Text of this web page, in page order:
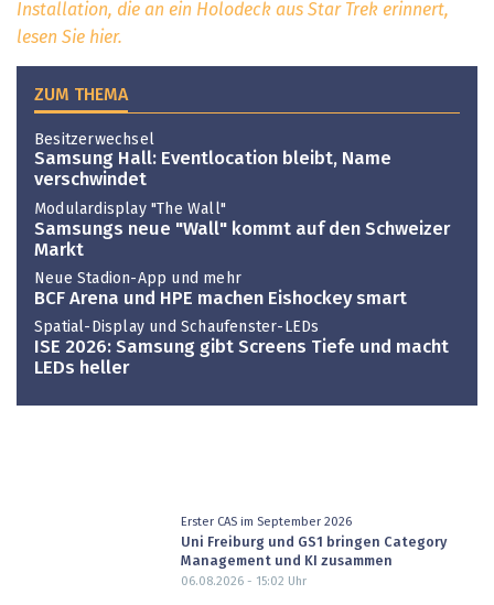
Installation, die an ein Holodeck aus Star Trek erinnert,
lesen Sie hier.
ZUM THEMA
Besitzerwechsel
Samsung Hall: Eventlocation bleibt, Name
verschwindet
Modulardisplay "The Wall"
Samsungs neue "Wall" kommt auf den Schweizer
Markt
Neue Stadion-App und mehr
BCF Arena und HPE machen Eishockey smart
Spatial-Display und Schaufenster-LEDs
ISE 2026: Samsung gibt Screens Tiefe und macht
LEDs heller
Erster CAS im September 2026
Uni Freiburg und GS1 bringen Category
Management und KI zusammen
06.08.2026 - 15:02 Uhr